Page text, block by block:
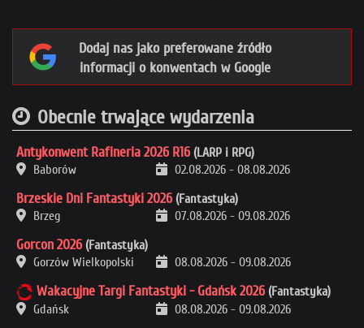
Dodaj nas jako preferowane źródło
informacji o konwentach w Google
Obecnie trwające wydarzenia
Antykonwent Rafineria 2026 R16 (LARP i RPG)
Baborów
02.08.2026 - 08.08.2026
Brzeskie Dni Fantastyki 2026 (Fantastyka)
Brzeg
07.08.2026 - 09.08.2026
Gorcon 2026 (Fantastyka)
Gorzów Wielkopolski
08.08.2026 - 09.08.2026
Wakacyjne Targi Fantastyki - Gdańsk 2026 (Fantastyka)
Gdańsk
08.08.2026 - 09.08.2026